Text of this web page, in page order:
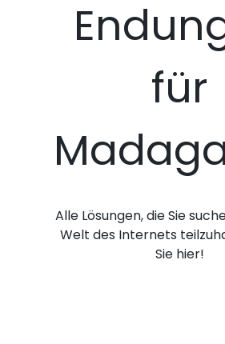
für
Alle Lösungen, die Sie
Welt des Internets
Sie hier!